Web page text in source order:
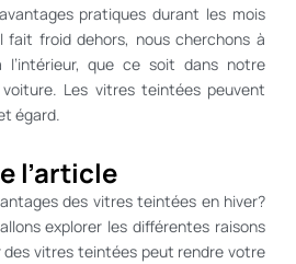
pratiques durant les mois
fait froid dehors, nous cherchons à
l’intérieur, que ce soit dans notre
Les vitres teintées peuvent
égard.
l’article
des vitres teintées en hiver?
explorer les différentes raisons
des vitres teintées peut rendre votre